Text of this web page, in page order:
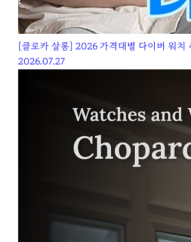
[클로카 살롱] 2026 가격대별 다이버 워치
2026.07.27